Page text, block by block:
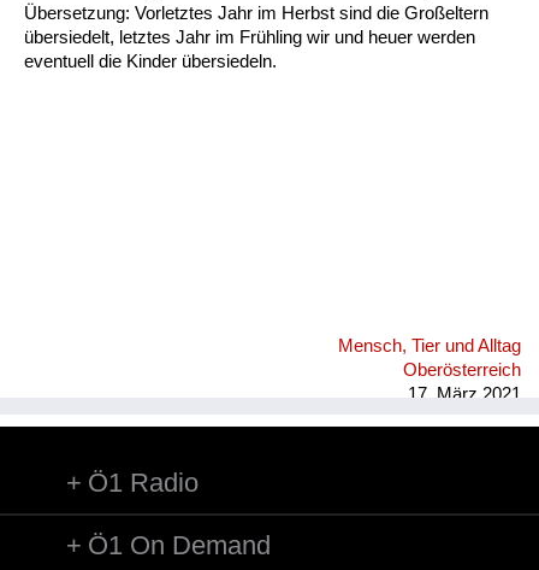
Übersetzung: Vorletztes Jahr im Herbst sind die Großeltern
übersiedelt, letztes Jahr im Frühling wir und heuer werden
eventuell die Kinder übersiedeln.
Mensch, Tier und Alltag
Oberösterreich
17. März 2021
Ö1 Radio
Ö1 On Demand